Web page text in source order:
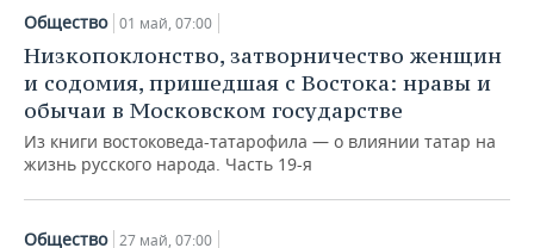
Общество 01 май, 07:00
Низкопоклонство, затворничество женщин
и содомия, пришедшая с Востока: нравы и
обычаи в Московском государстве
Из книги востоковеда-татарофила — о влиянии татар на
жизнь русского народа. Часть 19-я
Общество 27 май, 07:00